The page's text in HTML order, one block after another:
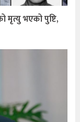
मृत्यु भएको पुष्टि,